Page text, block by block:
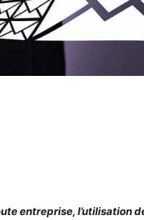
entreprise, l’utilisation